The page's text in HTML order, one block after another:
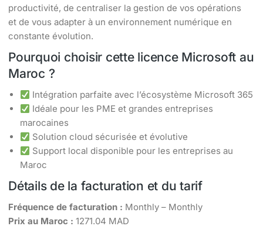
productivité, de centraliser la gestion de vos opérations
et de vous adapter à un environnement numérique en
constante évolution.
Pourquoi choisir cette licence Microsoft au
Maroc ?
Intégration parfaite avec l’écosystème Microsoft 365
Idéale pour les PME et grandes entreprises
marocaines
Solution cloud sécurisée et évolutive
Support local disponible pour les entreprises au
Maroc
Détails de la facturation et du tarif
Fréquence de facturation : Monthly – Monthly
Prix au Maroc : 1271.04 MAD